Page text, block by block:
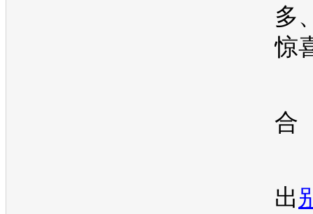
多
惊
合
出